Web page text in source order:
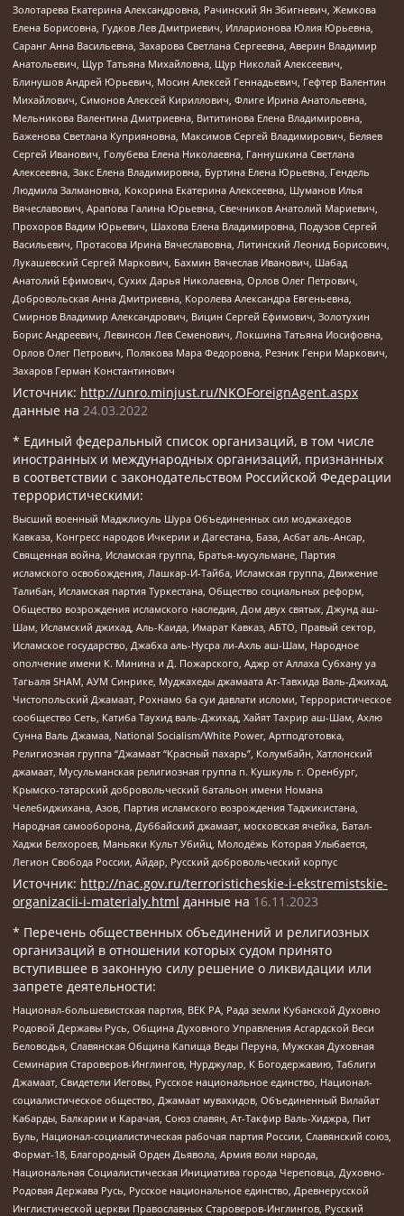
Золотарева Екатерина Александровна, Рачинский Ян Збигневич, Жемкова
Елена Борисовна, Гудков Лев Дмитриевич, Илларионова Юлия Юрьевна,
Саранг Анна Васильевна, Захарова Светлана Сергеевна, Аверин Владимир
Анатольевич, Щур Татьяна Михайловна, Щур Николай Алексеевич,
Блинушов Андрей Юрьевич, Мосин Алексей Геннадьевич, Гефтер Валентин
Михайлович, Симонов Алексей Кириллович, Флиге Ирина Анатольевна,
Мельникова Валентина Дмитриевна, Вититинова Елена Владимировна,
Баженова Светлана Куприяновна, Максимов Сергей Владимирович, Беляев
Сергей Иванович, Голубева Елена Николаевна, Ганнушкина Светлана
Алексеевна, Закс Елена Владимировна, Буртина Елена Юрьевна, Гендель
Людмила Залмановна, Кокорина Екатерина Алексеевна, Шуманов Илья
Вячеславович, Арапова Галина Юрьевна, Свечников Анатолий Мариевич,
Прохоров Вадим Юрьевич, Шахова Елена Владимировна, Подузов Сергей
Васильевич, Протасова Ирина Вячеславовна, Литинский Леонид Борисович,
Лукашевский Сергей Маркович, Бахмин Вячеслав Иванович, Шабад
Анатолий Ефимович, Сухих Дарья Николаевна, Орлов Олег Петрович,
Добровольская Анна Дмитриевна, Королева Александра Евгеньевна,
Смирнов Владимир Александрович, Вицин Сергей Ефимович, Золотухин
Борис Андреевич, Левинсон Лев Семенович, Локшина Татьяна Иосифовна,
Орлов Олег Петрович, Полякова Мара Федоровна, Резник Генри Маркович,
Захаров Герман Константинович
Источник: http://unro.minjust.ru/NKOForeignAgent.aspx
данные на 24.03.2022
* Единый федеральный список организаций, в том числе
иностранных и международных организаций, признанных
в соответствии с законодательством Российской Федерации
террористическими:
Высший военный Маджлисуль Шура Объединенных сил моджахедов
Кавказа, Конгресс народов Ичкерии и Дагестана, База, Асбат аль-Ансар,
Священная война, Исламская группа, Братья-мусульмане, Партия
исламского освобождения, Лашкар-И-Тайба, Исламская группа, Движение
Талибан, Исламская партия Туркестана, Общество социальных реформ,
Общество возрождения исламского наследия, Дом двух святых, Джунд аш-
Шам, Исламский джихад, Аль-Каида, Имарат Кавказ, АБТО, Правый сектор,
Исламское государство, Джабха аль-Нусра ли-Ахль аш-Шам, Народное
ополчение имени К. Минина и Д. Пожарского, Аджр от Аллаха Субхану уа
Тагьаля SHAM, АУМ Синрике, Муджахеды джамаата Ат-Тавхида Валь-Джихад,
Чистопольский Джамаат, Рохнамо ба суи давлати исломи, Террористическое
сообщество Сеть, Катиба Таухид валь-Джихад, Хайят Тахрир аш-Шам, Ахлю
Сунна Валь Джамаа, National Socialism/White Power, Артподготовка,
Религиозная группа “Джамаат “Красный пахарь”, Колумбайн, Хатлонский
джамаат, Мусульманская религиозная группа п. Кушкуль г. Оренбург,
Крымско-татарский добровольческий батальон имени Номана
Челебиджихана, Азов, Партия исламского возрождения Таджикистана,
Народная самооборона, Дуббайский джамаат, московская ячейка, Батал-
Хаджи Белхороев, Маньяки Культ Убийц, Молодёжь Которая Улыбается,
Легион Свобода России, Айдар, Русский добровольческий корпус
Источник: http://nac.gov.ru/terroristicheskie-i-ekstremistskie-
organizacii-i-materialy.html данные на 16.11.2023
* Перечень общественных объединений и религиозных
организаций в отношении которых судом принято
вступившее в законную силу решение о ликвидации или
запрете деятельности:
Национал-большевистская партия, ВЕК РА, Рада земли Кубанской Духовно
Родовой Державы Русь, Община Духовного Управления Асгардской Веси
Беловодья, Славянская Община Капища Веды Перуна, Мужская Духовная
Семинария Староверов-Инглингов, Нурджулар, К Богодержавию, Таблиги
Джамаат, Свидетели Иеговы, Русское национальное единство, Национал-
социалистическое общество, Джамаат мувахидов, Объединенный Вилайат
Кабарды, Балкарии и Карачая, Союз славян, Ат-Такфир Валь-Хиджра, Пит
Буль, Национал-социалистическая рабочая партия России, Славянский союз,
Формат-18, Благородный Орден Дьявола, Армия воли народа,
Национальная Социалистическая Инициатива города Череповца, Духовно-
Родовая Держава Русь, Русское национальное единство, Древнерусской
Инглистической церкви Православных Староверов-Инглингов, Русский